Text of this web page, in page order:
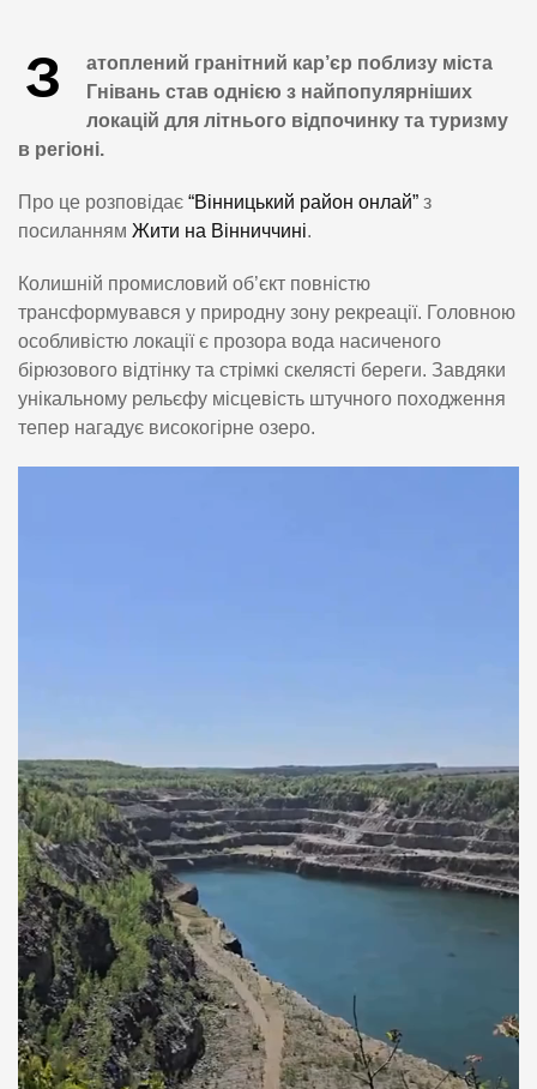
З
атоплений гранітний кар’єр поблизу міста
Гнівань став однією з найпопулярніших
локацій для літнього відпочинку та туризму
в регіоні.
Про це розповідає “Вінницький район онлай” з
посиланням Жити на Вінниччині.
Колишній промисловий об’єкт повністю
трансформувався у природну зону рекреації. Головною
особливістю локації є прозора вода насиченого
бірюзового відтінку та стрімкі скелясті береги. Завдяки
унікальному рельєфу місцевість штучного походження
тепер нагадує високогірне озеро.